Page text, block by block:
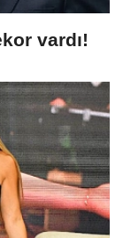
vardı!